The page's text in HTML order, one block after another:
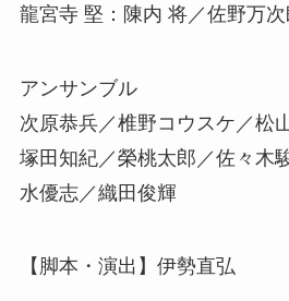
龍宮寺 堅：陳内 将／佐野万
アンサンブル
次原恭兵／椎野コウスケ／松
塚田知紀／榮桃太郎／佐々木
水優志／織田俊輝
【脚本・演出】伊勢直弘